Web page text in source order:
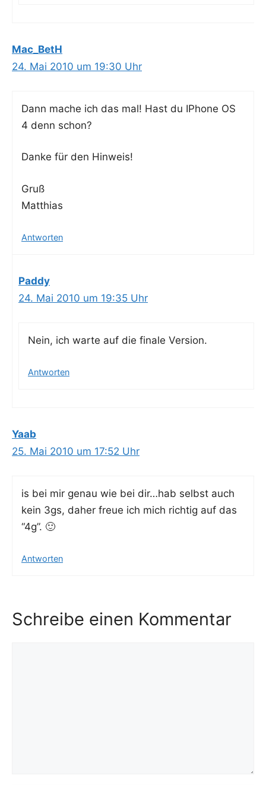
Mac_BetH
24. Mai 2010 um 19:30 Uhr
Dann mache ich das mal! Hast du IPho­ne OS
4 denn schon?
Dan­ke für den Hinweis!
Gruß
Matthias
Antworten
Paddy
24. Mai 2010 um 19:35 Uhr
Nein, ich war­te auf die fina­le Version.
Antworten
Yaab
25. Mai 2010 um 17:52 Uhr
is bei mir genau wie bei dir…hab selbst auch
kein 3gs, daher freue ich mich rich­tig auf das
“4g”. 🙂
Antworten
Schreibe einen Kommentar